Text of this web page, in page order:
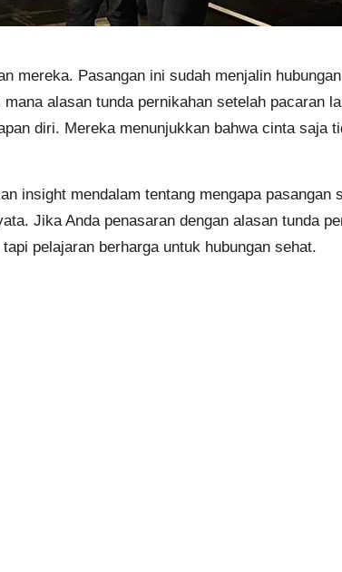
mereka. Pasangan ini sudah menjalin
alasan tunda pernikahan setelah pacaran
diri. Mereka menunjukkan bahwa cinta saja
insight mendalam tentang mengapa pasangan
Jika Anda penasaran dengan alasan tunda
pelajaran berharga untuk hubungan sehat.